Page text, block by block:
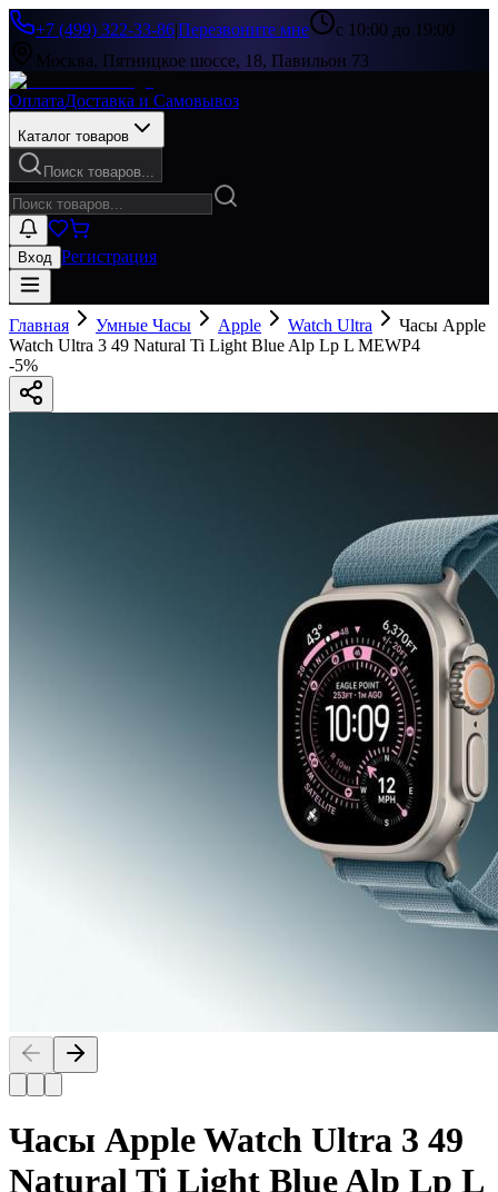
+7 (499) 322-33-86|Перезвоните мне
с 10:00 до 19:00
Москва, Пятницкое шоссе, 18, Павильон 73
ОплатаДоставка и Самовывоз
Каталог товаров
Поиск товаров...
Вход Регистрация
Главная Умные Часы Apple Watch Ultra
Часы Apple
Watch Ultra 3 49 Natural Ti Light Blue Alp Lp L MEWP4
-5%
Часы Apple Watch Ultra 3 49
Natural Ti Light Blue Alp Lp L